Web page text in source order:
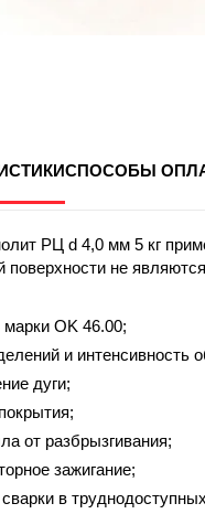
СПОСОБЫ
РЦ d 4,0 мм 5 кг
поверхности не
OK 46.00;
и интенсивность
дуги;
от разбрызгивания;
зажигание;
в